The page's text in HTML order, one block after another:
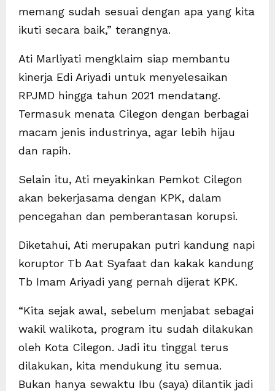
memang sudah sesuai dengan apa yang kita
ikuti secara baik,” terangnya.
Ati Marliyati mengklaim siap membantu
kinerja Edi Ariyadi untuk menyelesaikan
RPJMD hingga tahun 2021 mendatang.
Termasuk menata Cilegon dengan berbagai
macam jenis industrinya, agar lebih hijau
dan rapih.
Selain itu, Ati meyakinkan Pemkot Cilegon
akan bekerjasama dengan KPK, dalam
pencegahan dan pemberantasan korupsi.
Diketahui, Ati merupakan putri kandung napi
koruptor Tb Aat Syafaat dan kakak kandung
Tb Imam Ariyadi yang pernah dijerat KPK.
“Kita sejak awal, sebelum menjabat sebagai
wakil walikota, program itu sudah dilakukan
oleh Kota Cilegon. Jadi itu tinggal terus
dilakukan, kita mendukung itu semua.
Bukan hanya sewaktu Ibu (saya) dilantik jadi